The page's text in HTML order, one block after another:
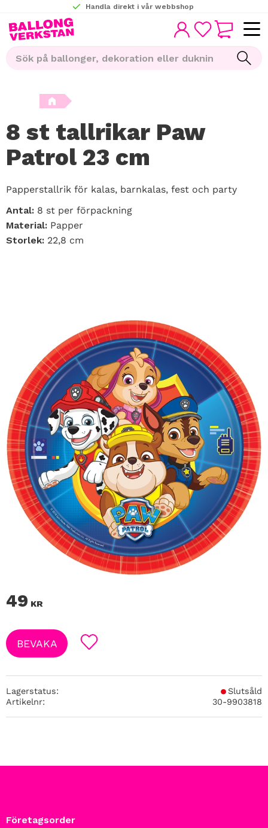
Meny
Handla direkt i vår webbshop
FAVORITER
KUNDVAGN
8 st tallrikar Paw
Patrol 23 cm
Papperstallrik för kalas, barnkalas, fest och party
Antal: 8 st per förpackning
Material: Papper
Storlek: 22,8 cm
49 KR
Lägg till i favoriter
BEVAKA
Lagerstatus
Slutsåld
Artikelnr
30-9903818
Företagsorder